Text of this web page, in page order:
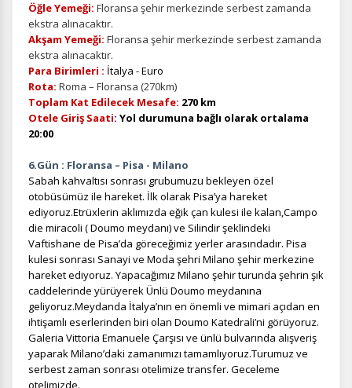
ÇEREZ KULLANIM AYARLARINIZ
Çerez tercihlerinizibelirleyin.
Daha fazla bilgi içinKVKK bilgilendirmemizi,çerez kullanımve
gizlilik koşullarını inceleyebilirsiniz.
Zorunlu Çerezler HER ZAMAN AKTIF
Oturum yönetimi, güvenlik ve temel site işlevleri için
gereklidir. Bu çerezler olmadan site düzgün çalışmaz ve
devre dışı bırakılamaz.
Öğle Yemeği: Floransa şehir merkezinde serbest zamanda
ekstra alınacaktır.
Akşam Yemeği: Floransa şehir merkezinde serbest zamanda
ekstra alınacaktır.
Para Birimleri : İtalya - Euro
Rota: Roma – Floransa (270km)
Toplam Kat Edilecek Mesafe: 270 km
Otele Giriş Saati: Yol durumuna bağlı olarak ortalama
20:00
6.Gün : Floransa – Pisa - Milano
Sabah kahvaltısı sonrası grubumuzu bekleyen özel
otobüsümüz ile hareket. İlk olarak Pisa’ya hareket
ediyoruz.Etrüxlerin aklımızda eğik çan kulesi ile kalan,Campo
die miracoli ( Doumo meydanı) ve Silindir şeklindeki
Vaftishane de Pisa’da göreceğimiz yerler arasındadır. Pisa
kulesi sonrası Sanayi ve Moda şehri Milano şehir merkezine
hareket ediyoruz. Yapacağımız Milano şehir turunda şehrin şık
caddelerinde yürüyerek Ünlü Doumo meydanına
geliyoruz.Meydanda İtalya’nın en önemli ve mimari açıdan en
ihtişamlı eserlerinden biri olan Doumo Katedrali’ni görüyoruz.
Galeria Vittoria Emanuele Çarşısı ve ünlü bulvarında alışveriş
yaparak Milano’daki zamanımızı tamamlıyoruz.Turumuz ve
serbest zaman sonrası otelimize transfer. Geceleme
otelimizde.